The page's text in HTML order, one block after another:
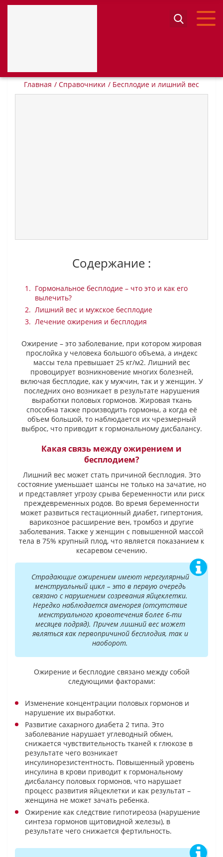
Главная Справочники Бесплодие и лишний вес
Содержание :
Гормональное бесплодие – что это и как его
вылечить?
Лишний вес и мужское бесплодие
Лечение ожирения и бесплодия
Ожирение – это заболевание, при котором жировая
прослойка у человека большого объема, а индекс
массы тела превышает 25 кг/м2. Лишний вес
провоцирует возникновение многих болезней,
включая бесплодие, как у мужчин, так и у женщин. У
последних оно возникает в результате нарушения
выработки половых гормонов. Жировая ткань
способна также производить гормоны, а когда её
объем большой, то наблюдается их чрезмерный
выброс, что приводит к гормональному дисбалансу.
Какая связь между ожирением и
бесплодием?
Лишний вес может стать причиной бесплодия. Это
состояние уменьшает шансы не только на зачатие, но
и представляет угрозу срыва беременности или риск
преждевременных родов. Во время беременности
может развиться гестационный диабет, гипертония,
варикозное расширение вен, тромбоз и другие
заболевания. Также у женщин с повышенной массой
тела в 75% крупный плод, что является показанием к
кесаревом сечению.
Страдающие ожирением имеют нерегулярный
менструальный цикл – это в первую очередь
связано с нарушением созревания яйцеклетки.
Нередко наблюдается аменорея (отсутствие
менструального кровотечения более 6-ти
месяцев подряд). Причем лишний вес может
являться как первопричиной бесплодия, так и
наоборот.
Ожирение и бесплодие связано между собой
следующими факторами:
Изменение концентрации половых гормонов и
нарушение их выработки.
Развитие сахарного диабета 2 типа. Это
заболевание нарушает углеводный обмен,
снижается чувствительность тканей к глюкозе в
результате чего возникает
инсулинорезистентность. Повышенный уровень
инсулина в крови приводит к гормональному
дисбалансу половых гормонов, что нарушает
процесс развития яйцеклетки и как результат –
женщина не может зачать ребенка.
Ожирение как следствие гипотиреоза (нарушение
синтеза гормонов щитовидной железы), в
результате чего снижается фертильность.